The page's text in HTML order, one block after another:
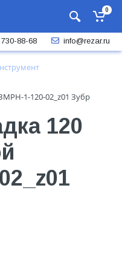
0
88-68 info@rezar.ru
1-120-02_z01 Зубр
120